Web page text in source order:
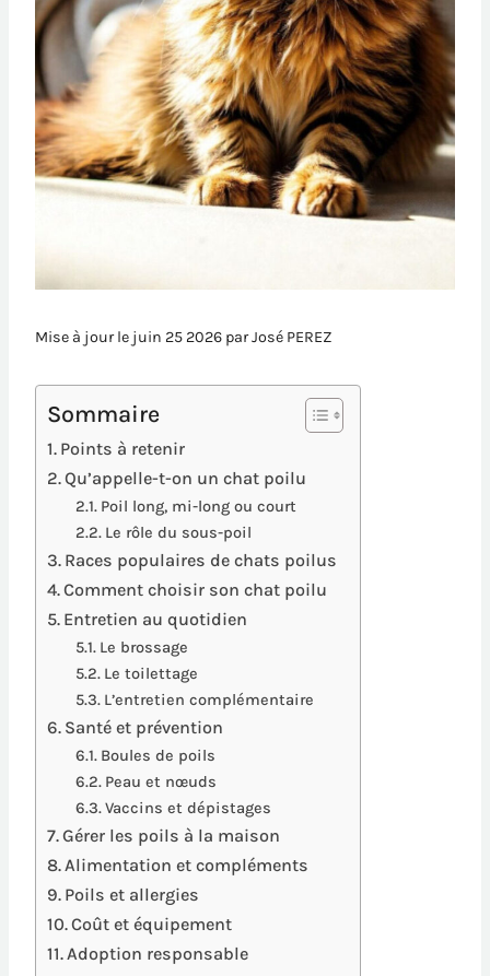
Mise à jour le juin 25 2026 parJosé PEREZ
Sommaire
Points à retenir
Qu’appelle-t-on un chat poilu
Poil long, mi-long ou court
Le rôle du sous-poil
Races populaires de chats poilus
Comment choisir son chat poilu
Entretien au quotidien
Le brossage
Le toilettage
L’entretien complémentaire
Santé et prévention
Boules de poils
Peau et nœuds
Vaccins et dépistages
Gérer les poils à la maison
Alimentation et compléments
Poils et allergies
Coût et équipement
Adoption responsable